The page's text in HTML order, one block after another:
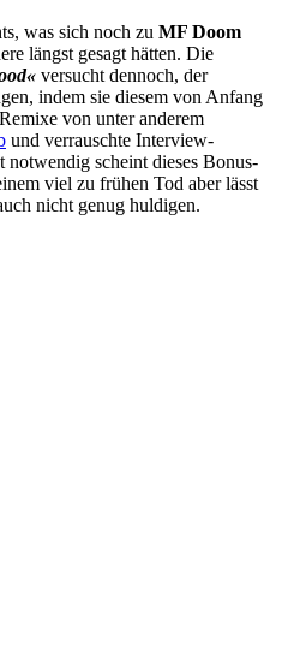
was sich noch zu MF Doom
längst gesagt hätten. Die
versucht dennoch, der
indem sie diesem von Anfang
von unter anderem
und verrauschte Interview-
scheint dieses Bonus-
viel zu frühen Tod aber lässt
nicht genug huldigen.